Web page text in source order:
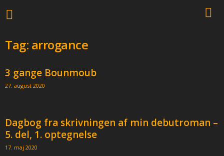
Tag: arrogance
3 gange Bounmoub
27. august 2020
Dagbog fra skrivningen af min debutroman –
5. del, 1. optegnelse
17. maj 2020